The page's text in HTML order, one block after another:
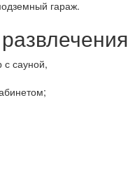
гараж.
с сауной,